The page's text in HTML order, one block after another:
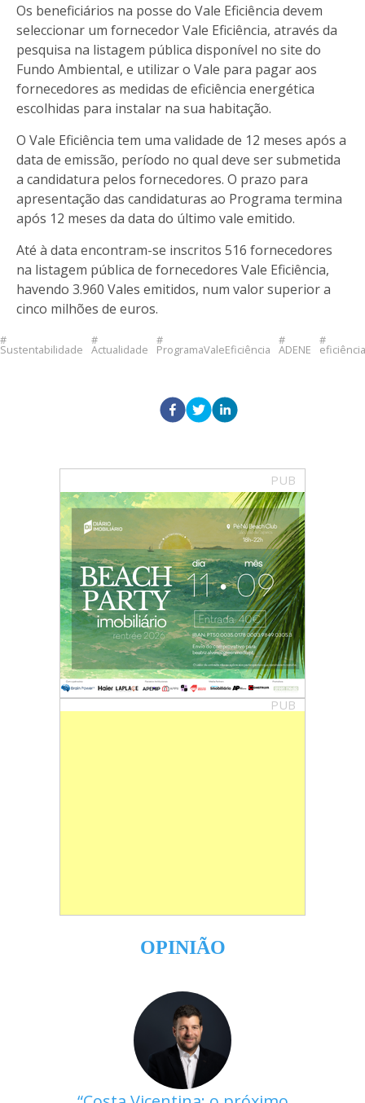
Os beneficiários na posse do Vale Eficiência devem
seleccionar um fornecedor Vale Eficiência, através da
pesquisa na listagem pública disponível no site do
Fundo Ambiental, e utilizar o Vale para pagar aos
fornecedores as medidas de eficiência energética
escolhidas para instalar na sua habitação.
O Vale Eficiência tem uma validade de 12 meses após a
data de emissão, período no qual deve ser submetida
a candidatura pelos fornecedores. O prazo para
apresentação das candidaturas ao Programa termina
após 12 meses da data do último vale emitido.
Até à data encontram-se inscritos 516 fornecedores
na listagem pública de fornecedores Vale Eficiência,
havendo 3.960 Vales emitidos, num valor superior a
cinco milhões de euros.
Sustentabilidade Actualidade ProgramaValeEficiência ADENE
PUB
PUB
OPINIÃO